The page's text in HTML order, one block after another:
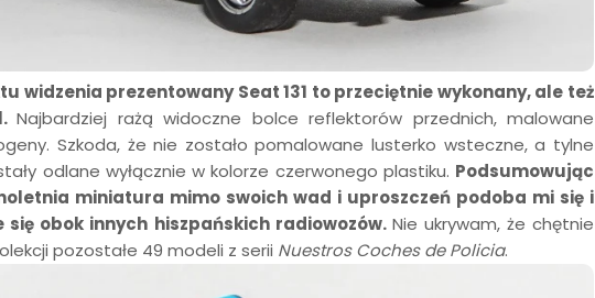
widzenia prezentowany Seat 131 to przeciętnie wykonany, ale też
Najbardziej rażą widoczne bolce reflektorów przednich, malowane
Szkoda, że nie zostało pomalowane lusterko wsteczne, a tylne
odlane wyłącznie w kolorze czerwonego plastiku. Podsumowując
miniatura mimo swoich wad i uproszczeń podoba mi się i
obok innych hiszpańskich radiowozów. Nie ukrywam, że chętnie
pozostałe 49 modeli z serii Nuestros Coches de Policia.